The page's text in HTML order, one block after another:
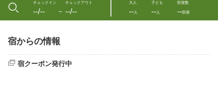
チェックイン
--/-- 〜
チェックアウト
--/--
大人
--人
子ども
--人
部屋数
--部屋
宿からの情報
宿クーポン発行中